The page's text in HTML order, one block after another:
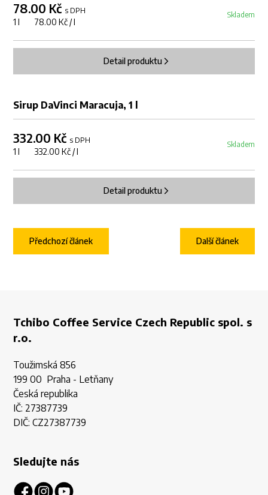
78.00 Kč s DPH
1 l 78.00 Kč / l
Skladem
Detail produktu
Sirup DaVinci Maracuja, 1 l
332.00 Kč s DPH
1 l 332.00 Kč / l
Skladem
Detail produktu
Další článek
Předchozí článek
Tchibo Coffee Service Czech Republic spol. s
r.o.
Toužimská 856
199 00 Praha - Letňany
Česká republika
IČ: 27387739
DIČ: CZ27387739
Sledujte nás